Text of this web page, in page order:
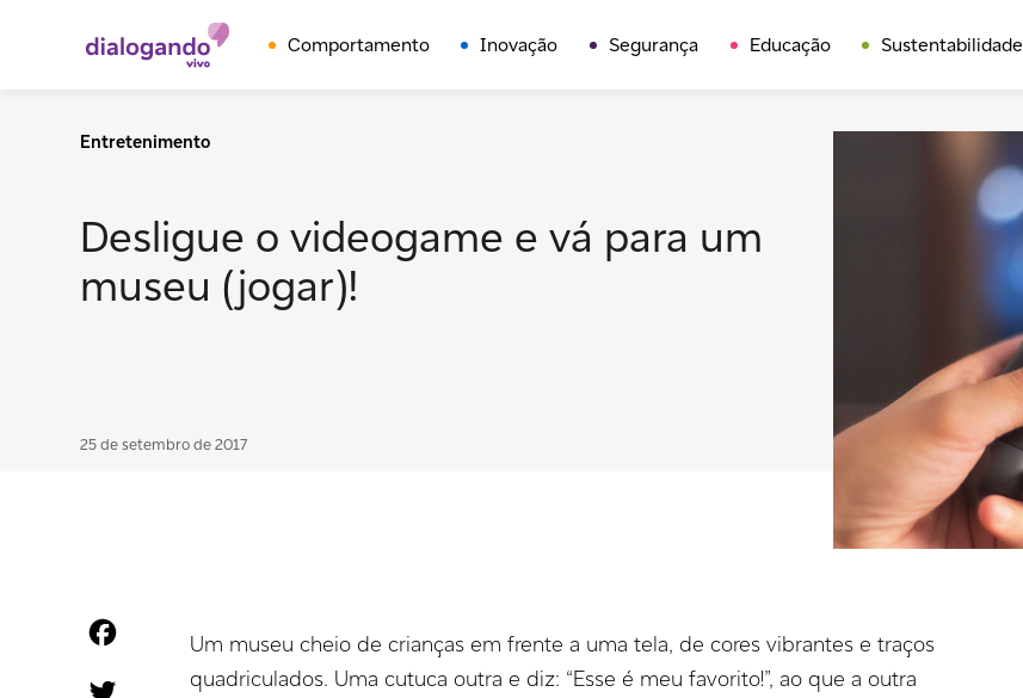
Comportamento Inovação Segurança Educação Sustentabilidade
Entretenimento
Desligue o videogame e vá para um
museu (jogar)!
25 de setembro de 2017
FacebookUm museu cheio de crianças em frente a uma tela, de cores vibrantes e traços
quadriculados. Uma cutuca outra e diz: “Esse é meu favorito!”, ao que a outra